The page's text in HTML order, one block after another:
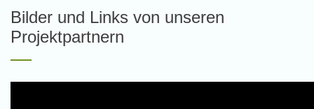
Bilder und Links von unseren
Projektpartnern